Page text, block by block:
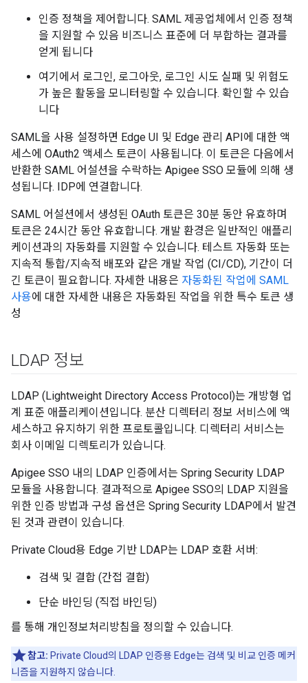
인증 정책을 제어합니다. SAML 제공업체에서 인증 정책
을 지원할 수 있음 비즈니스 표준에 더 부합하는 결과를
얻게 됩니다
여기에서 로그인, 로그아웃, 로그인 시도 실패 및 위험도
가 높은 활동을 모니터링할 수 있습니다. 확인할 수 있습
니다
SAML을 사용 설정하면 Edge UI 및 Edge 관리 API에 대한 액
세스에 OAuth2 액세스 토큰이 사용됩니다. 이 토큰은 다음에서
반환한 SAML 어설션을 수락하는 Apigee SSO 모듈에 의해 생
성됩니다. IDP에 연결합니다.
SAML 어설션에서 생성된 OAuth 토큰은 30분 동안 유효하며
토큰은 24시간 동안 유효합니다. 개발 환경은 일반적인 애플리
케이션과의 자동화를 지원할 수 있습니다. 테스트 자동화 또는
지속적 통합/지속적 배포와 같은 개발 작업 (CI/CD), 기간이 더
긴 토큰이 필요합니다. 자세한 내용은 자동화된 작업에 SAML
사용에 대한 자세한 내용은 자동화된 작업을 위한 특수 토큰 생
성
LDAP 정보
LDAP (Lightweight Directory Access Protocol)는 개방형 업
계 표준 애플리케이션입니다. 분산 디렉터리 정보 서비스에 액
세스하고 유지하기 위한 프로토콜입니다. 디렉터리 서비스는
회사 이메일 디렉토리가 있습니다.
Apigee SSO 내의 LDAP 인증에서는 Spring Security LDAP
모듈을 사용합니다. 결과적으로 Apigee SSO의 LDAP 지원을
위한 인증 방법과 구성 옵션은 Spring Security LDAP에서 발견
된 것과 관련이 있습니다.
Private Cloud용 Edge 기반 LDAP는 LDAP 호환 서버:
검색 및 결합 (간접 결합)
단순 바인딩 (직접 바인딩)
를 통해 개인정보처리방침을 정의할 수 있습니다.
참고: Private Cloud의 LDAP 인증용 Edge는 검색 및 비교 인증 메커
니즘을 지원하지 않습니다.